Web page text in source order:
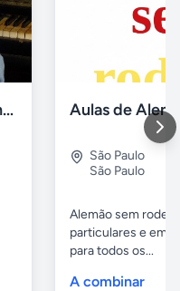
Aulas de bateria Rio de Janeiro
São Paulo
São Paulo
Alemão sem
particulares e em
para todos os...
A combinar